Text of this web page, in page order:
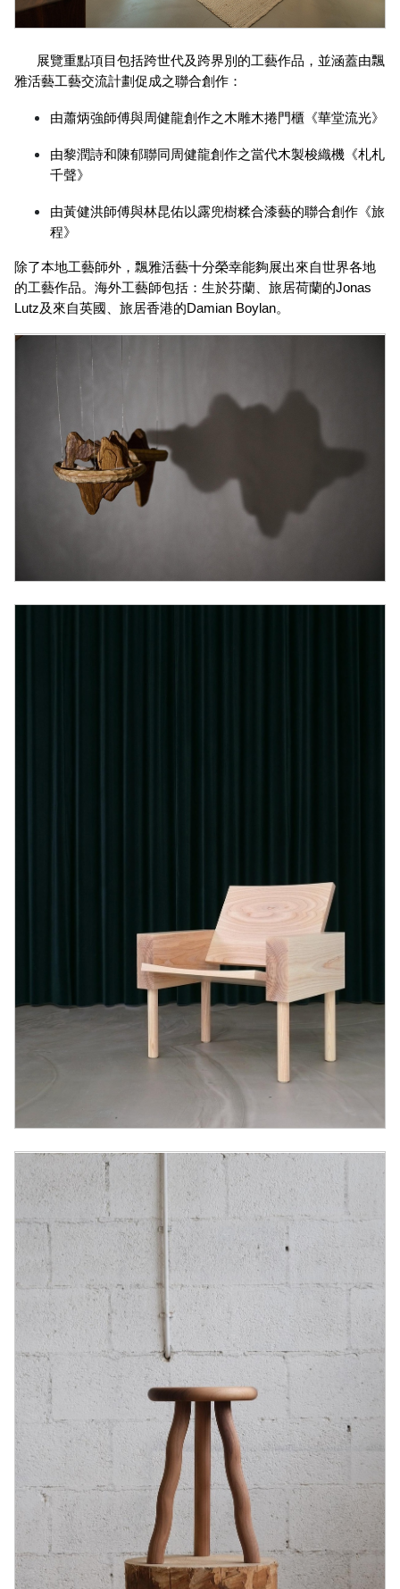
展覽重點項目包括跨世代及跨界別的工藝作品，並涵蓋由飄
雅活藝工藝交流計劃促成之聯合創作：
由黎潤詩和陳郁聯同周健龍創作之當代木製梭織機《札札
千聲》
由黃健洪師傅與林昆佑以露兜樹糅合漆藝的聯合創作《旅
程》
除了本地工藝師外，飄雅活藝十分榮幸能夠展出來自世界各地
的工藝作品。海外工藝師包括：生於芬蘭、旅居荷蘭的Jonas
Lutz及來自英國、旅居香港的Damian Boylan。